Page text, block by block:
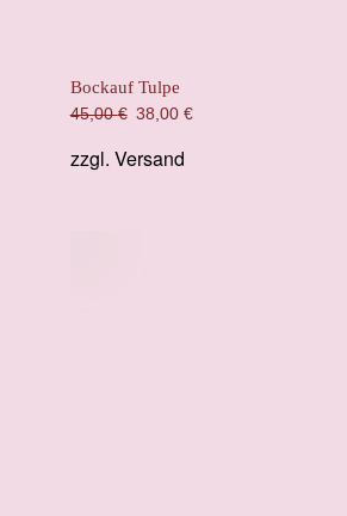
Bockauf Tulpe
45,00€ Ursprünglicher
war:
38,00 €
zzgl. Versand